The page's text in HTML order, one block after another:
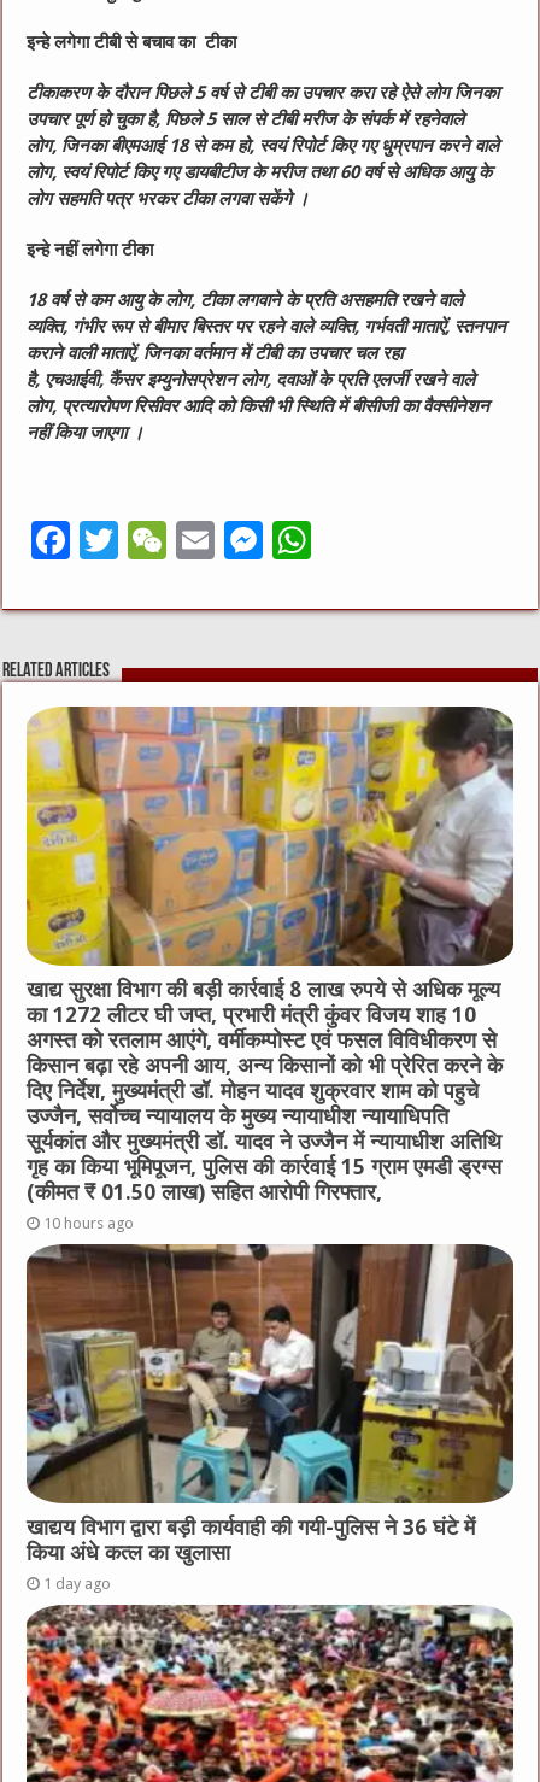
इन्‍हे लगेगा टीबी से बचाव का टीका
टीकाकरण के दौरान पिछले5 वर्ष से टीबी का उपचार करा रहे ऐसे लोग जिनका
उपचार पूर्ण हो चुका है, पिछले5 साल से टीबी मरीज के संपर्क में रहनेवाले
लोग, जिनका बीएमआई 18 से कम हो, स्‍वयं रिपोर्ट किए गए धुम्रपान करने वाले
लोग, स्‍वयं रिपोर्ट किए गए डायबीटीज के मरीज तथा60 वर्ष से अधिक आयु के
लोग सहमति पत्र भरकर टीका लगवा सकेंगे ।
इन्‍हे नहीं लगेगा टीका
18वर्ष से कम आयु के लोग, टीका लगवाने के प्रति असहमति रखने वाले
व्‍यक्ति, गंभीर रूप से बीमार बिस्‍तर पर रहने वाले व्‍यक्ति, गर्भवती माताऐं, स्‍तनपान
कराने वाली माताऐं, जिनका वर्तमान में टीबी का उपचार चल रहा
है, एचआईवी, कैंसर इम्‍युनोसप्रेशन लोग, दवाओं के प्रति एलर्जी रखने वाले
लोग, प्रत्‍यारोपण रिसीवर आदि को किसी भी स्थिति में बीसीजी का वैक्‍सीनेशन
नहीं किया जाएगा ।
F
c
e
b
o
o
k
T
it
te
r
W
C
h
at
E
ai
l
M
ss
e
n
g
er
at
s
A
p
p
Related Articles
खाद्य सुरक्षा विभाग की बड़ी कार्रवाई 8 लाख रुपये से अधिक मूल्य
का 1272 लीटर घी जप्त, प्रभारी मंत्री कुंवर विजय शाह 10
अगस्त को रतलाम आएंगे, वर्मीकम्पोस्ट एवं फसल विविधीकरण से
किसान बढ़ा रहे अपनी आय, अन्य किसानों को भी प्रेरित करने के
दिए निर्देश, मुख्यमंत्री डॉ. मोहन यादव शुक्रवार शाम को पहुचे
उज्जैन, सर्वोच्च न्यायालय के मुख्‍य न्‍यायाधीश न्यायाधिपति
सूर्यकांत और मुख्यमंत्री डॉ. यादव ने उज्जैन में न्यायाधीश अतिथि
गृह का किया भूमिपूजन, पुलिस की कार्रवाई 15 ग्राम एमडी ड्रग्स
(कीमत ₹ 01.50 लाख) सहित आरोपी गिरफ्तार,
10 hours ago
खाद्यय विभाग द्वारा बड़ी कार्यवाही की गयी-पुलिस ने 36 घंटे में
किया अंधे कत्ल का खुलासा
1 day ago